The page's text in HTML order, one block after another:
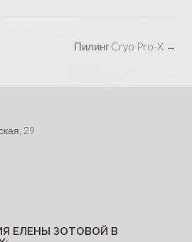
Пилинг Cryo Pro-X →
29
ЕЛЕНЫ ЗОТОВОЙ В